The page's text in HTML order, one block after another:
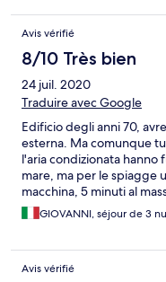
Avis vérifié
8/10 Très bien
24 juil. 2020
Traduire avec Google
Edificio degli anni 70,
esterna. Ma comunque
l'aria condizionata hanno
mare, ma per le spiagge
macchina, 5 minuti al
GIOVANNI, séjour de 3
Avis vérifié